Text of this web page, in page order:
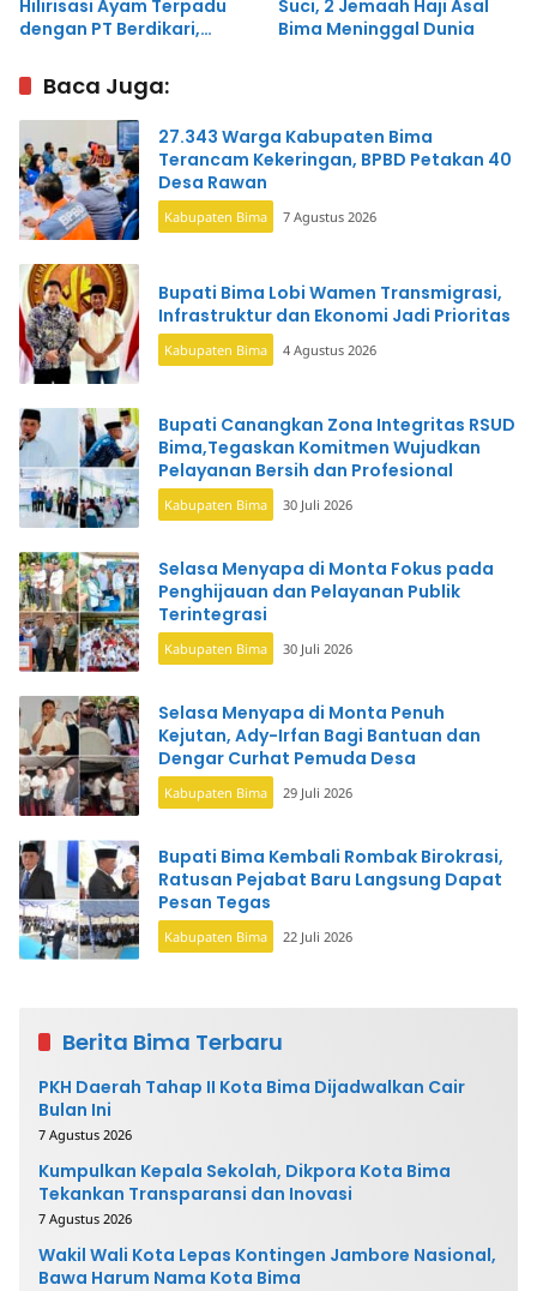
Hilirisasi Ayam Terpadu
dengan PT Berdikari,
Prioritas
Suci, 2 Jemaah Haji Asal
Bima Meninggal Dunia
Baca Juga:
27.343 Warga Kabupaten Bima
Terancam Kekeringan, BPBD Petakan 40
Desa Rawan
Kabupaten Bima 7 Agustus 2026
Bupati Bima Lobi Wamen Transmigrasi,
Infrastruktur dan Ekonomi Jadi Prioritas
Kabupaten Bima 4 Agustus 2026
Bupati Canangkan Zona Integritas RSUD
Bima,Tegaskan Komitmen Wujudkan
Pelayanan Bersih dan Profesional
Kabupaten Bima 30 Juli 2026
Selasa Menyapa di Monta Fokus pada
Penghijauan dan Pelayanan Publik
Terintegrasi
Kabupaten Bima 30 Juli 2026
Selasa Menyapa di Monta Penuh
Kejutan, Ady-Irfan Bagi Bantuan dan
Dengar Curhat Pemuda Desa
Kabupaten Bima 29 Juli 2026
Bupati Bima Kembali Rombak Birokrasi,
Ratusan Pejabat Baru Langsung Dapat
Pesan Tegas
Kabupaten Bima 22 Juli 2026
Berita Bima Terbaru
PKH Daerah Tahap II Kota Bima Dijadwalkan Cair
Bulan Ini
7 Agustus 2026
Kumpulkan Kepala Sekolah, Dikpora Kota Bima
Tekankan Transparansi dan Inovasi
7 Agustus 2026
Wakil Wali Kota Lepas Kontingen Jambore Nasional,
Bawa Harum Nama Kota Bima